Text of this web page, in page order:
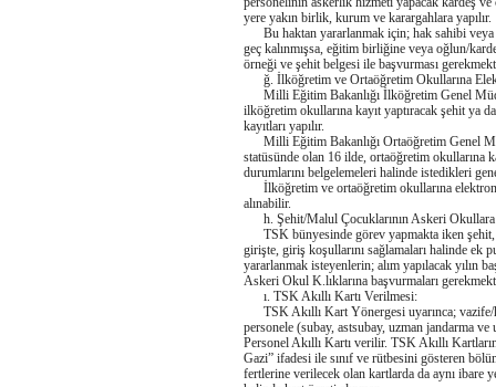
yere yakın birlik, kurum ve karargahlara yapılır.
Bu haktan yararlanmak için; hak sahibi veya
geç kalınmışsa, eğitim birliğine veya oğlun/
örneği ve şehit belgesi ile başvurması
ğ. İlköğretim ve Ortaöğretim Okullarına
Milli Eğitim Bakanlığı İlköğretim Genel
ilköğretim okullarına kayıt yaptıracak şehit ya
kayıtları yapılır.
Milli Eğitim Bakanlığı Ortaöğretim Genel
statüsünde olan 16 ilde, ortaöğretim okullarına
durumlarını belgelemeleri halinde istedikleri
İlköğretim ve ortaöğretim okullarına
alınabilir.
h. Şehit/Malul Çocuklarının Askeri Okullara
TSK bünyesinde görev yapmakta iken şehit,
girişte, giriş koşullarını sağlamaları halinde ek
yararlanmak isteyenlerin; alım yapılacak yılın
Askeri Okul K.lıklarına başvurmaları
ı. TSK Akıllı Kartı Verilmesi:
TSK Akıllı Kart Yönergesi uyarınca;
personele (subay, astsubay, uzman jandarma
Personel Akıllı Kartı verilir. TSK Akıllı
Gazi” ifadesi ile sınıf ve rütbesini gösteren
fertlerine verilecek olan kartlarda da aynı ibare